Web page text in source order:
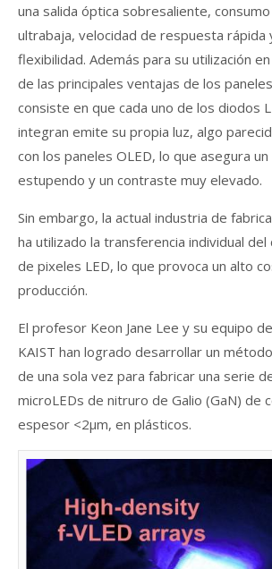
una salida óptica sobresaliente,
ultrabaja, velocidad de respuesta rápida
flexibilidad. Además para su utilización
de las principales ventajas de los
consiste en que cada uno de los diodos
integran emite su propia luz, algo
con los paneles OLED, lo que asegura
estupendo y un contraste muy elevado.
Sin embargo, la actual industria de
ha utilizado la transferencia individual del
de pixeles LED, lo que provoca un alto
producción.
El profesor Keon Jane Lee y su equipo
KAIST han logrado desarrollar un
de una sola vez para fabricar una serie
microLEDs de nitruro de Galio (GaN) de
espesor <2µm, en plásticos.